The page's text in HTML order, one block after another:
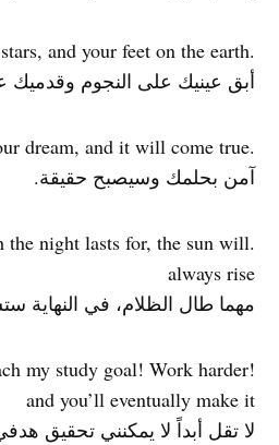
.Keep your eyes on the stars, and your feet on the earth
أبق عينيك على النجوم وقدميك
.Believe in your dream, and it will come true
آمن بحلمك وسيصبح حقيقة.
the night lasts for, the sun will
always rise
مهما طال الظلام، في
my study goal! Work harder
and you’ll eventually make it
لا تقل أبداً لا يمكنني تحقيق